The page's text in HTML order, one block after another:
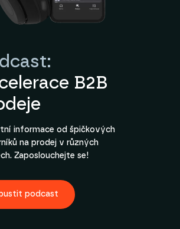
B2B
informace od špičkových
na prodej v různých
Zaposlouchejte se!
podcast